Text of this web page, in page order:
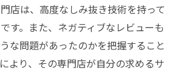
店は、高度なしみ抜き技術を持って
す。また、ネガティブなレビューも
な問題があったのかを把握すること
より、その専門店が自分の求めるサ